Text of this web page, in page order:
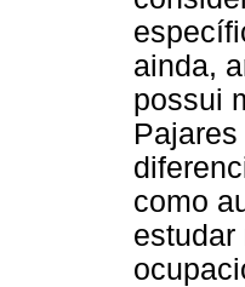
ainda,
possui
como
estudar